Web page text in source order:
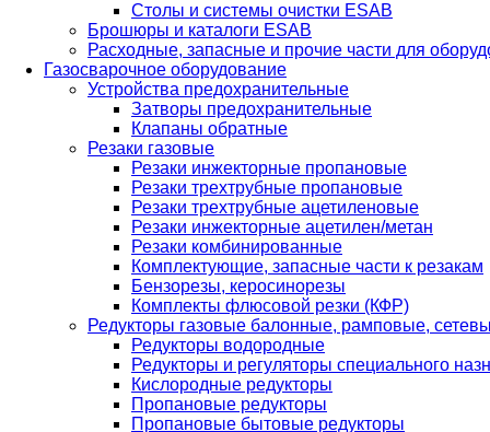
Столы и системы очистки ESAB
Брошюры и каталоги ESAB
Расходные, запасные и прочие части для
Газосварочное оборудование
Устройства предохранительные
Затворы предохранительные
Клапаны обратные
Резаки газовые
Резаки инжекторные пропановые
Резаки трехтрубные пропановые
Резаки трехтрубные ацетиленовые
Резаки инжекторные ацетилен/метан
Резаки комбинированные
Комплектующие, запасные части к резакам
Бензорезы, керосинорезы
Комплекты флюсовой резки (КФР)
Редукторы газовые балонные, рамповые,
Редукторы водородные
Редукторы и регуляторы специального
Кислородные редукторы
Пропановые редукторы
Пропановые бытовые редукторы